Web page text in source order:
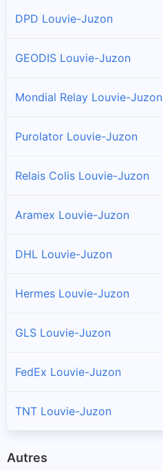
DPD Louvie-Juzon
GEODIS Louvie-Juzon
Mondial Relay Louvie-Juzon
Purolator Louvie-Juzon
Relais Colis Louvie-Juzon
Aramex Louvie-Juzon
DHL Louvie-Juzon
Hermes Louvie-Juzon
GLS Louvie-Juzon
FedEx Louvie-Juzon
TNT Louvie-Juzon
Autres